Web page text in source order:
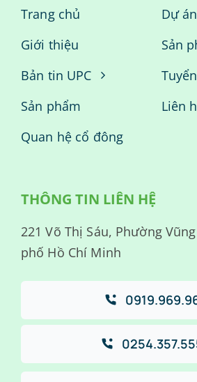
Trang chủ
Giới thiệu
Bản tin UPC
Sản phẩm
Quan hệ cổ đông
Dự án
Sản
Liên
THÔNG TIN LIÊN HỆ
221 Võ Thị Sáu, Phường
phố Hồ Chí Minh